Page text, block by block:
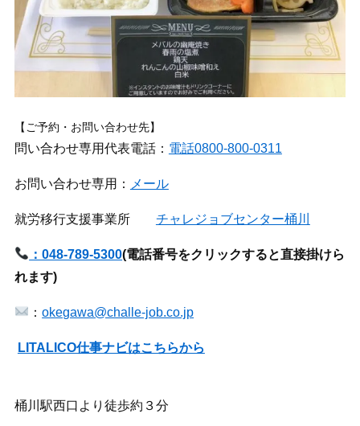
【ご予約・お問い合わせ先】
問い合わせ専用代表電話： 電話0800-800-0311
お問い合わせ専用： メール
就労移行支援事業所 チャレジョブセンター桶川
：048-789-5300(電話番号をクリックすると直接掛けら
れます)
：okegawa@challe-job.co.jp
LITALICO仕事ナビはこちらから
桶川駅西口より徒歩約３分